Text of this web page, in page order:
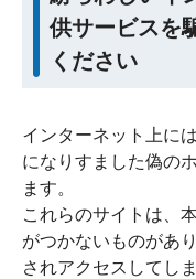
供サービスを
ください
インターネット上に
になりすました偽の
ます。
これらのサイトは、
がつかないものがあ
されアクセスしてし